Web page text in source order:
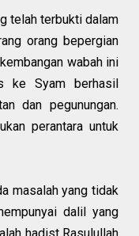
telah terbukti dalam
orang bepergian
wabah ini
ke Syam berhasil
dan pegunungan.
perantara untuk
masalah yang tidak
dalil yang